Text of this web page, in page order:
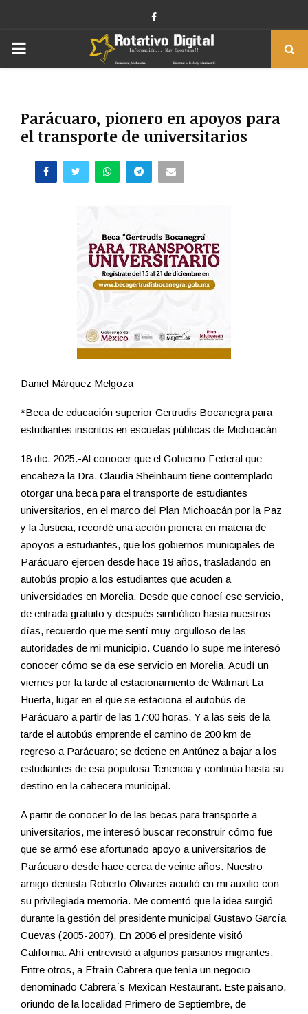
Facebook
PRIMARY
Parácuaro, pionero en apoyos para
el transporte de universitarios
Daniel Márquez Melgoza
*Beca de educación superior Gertrudis Bocanegra para
estudiantes inscritos en escuelas públicas de Michoacán
18 dic. 2025.-Al conocer que el Gobierno Federal que
encabeza la Dra. Claudia Sheinbaum tiene contemplado
otorgar una beca para el transporte de estudiantes
universitarios, en el marco del Plan Michoacán por la Paz
y la Justicia, recordé una acción pionera en materia de
apoyos a estudiantes, que los gobiernos municipales de
Parácuaro ejercen desde hace 19 años, trasladando en
autobús propio a los estudiantes que acuden a
universidades en Morelia. Desde que conocí ese servicio,
de entrada gratuito y después simbólico hasta nuestros
días, recuerdo que me sentí muy orgulloso de las
autoridades de mi municipio. Cuando lo supe me interesó
conocer cómo se da ese servicio en Morelia. Acudí un
viernes por la tarde al estacionamiento de Walmart La
Huerta, lugar en el que se estaciona el autobús de
Parácuaro a partir de las 17:00 horas. Y a las seis de la
tarde el autobús emprende el camino de 200 km de
regreso a Parácuaro; se detiene en Antúnez a bajar a los
estudiantes de esa populosa Tenencia y continúa hasta su
destino en la cabecera municipal.
A partir de conocer lo de las becas para transporte a
universitarios, me interesó buscar reconstruir cómo fue
que se armó ese afortunado apoyo a universitarios de
Parácuaro desde hace cerca de veinte años. Nuestro
amigo dentista Roberto Olivares acudió en mi auxilio con
su privilegiada memoria. Me comentó que la idea surgió
durante la gestión del presidente municipal Gustavo García
Cuevas (2005-2007). En 2006 el presidente visitó
California. Ahí entrevistó a algunos paisanos migrantes.
Entre otros, a Efraín Cabrera que tenía un negocio
denominado Cabrera´s Mexican Restaurant. Este paisano,
oriundo de la localidad Primero de Septiembre, de